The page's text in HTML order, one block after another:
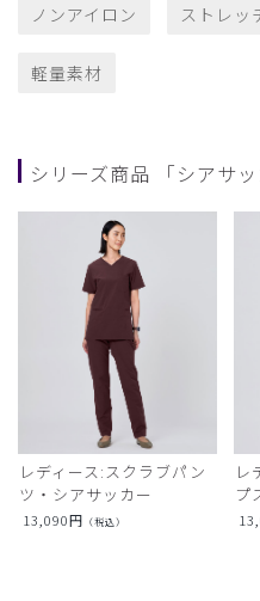
ノンアイロン ストレッ
軽量素材
シリーズ商品 「シアサッ
レディース:スクラブパン
ツ・シアサッカー
13,090円 （税込）
レ
プ